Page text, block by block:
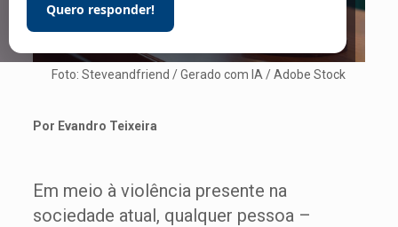
Quero responder!
Foto: Steveandfriend / Gerado com IA / Adobe Stock
Por Evandro Teixeira
Em meio à violência presente na
sociedade atual, qualquer pessoa –